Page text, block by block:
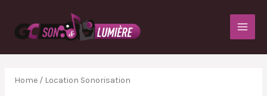
Home/ Location Sonorisation